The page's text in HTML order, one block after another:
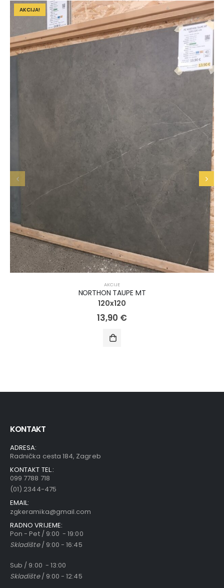
AKCIJA!
AKCIJE
NORTHON TAUPE MT
120x120
13,90 €
KONTAKT
ADRESA:
Radnička cesta 184, Zagreb
KONTAKT TEL.:
099 7788 718
(01) 2344-475
EMAIL:
zgkeramika@gmail.com
RADNO VRIJEME:
Pon - Pet / 9:00 - 19:00
Skladište/ 9:00 - 16:45
Sub / 9:00 - 13:00
Skladište/ 9:00 - 12:45